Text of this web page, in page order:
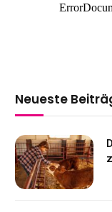
Neueste